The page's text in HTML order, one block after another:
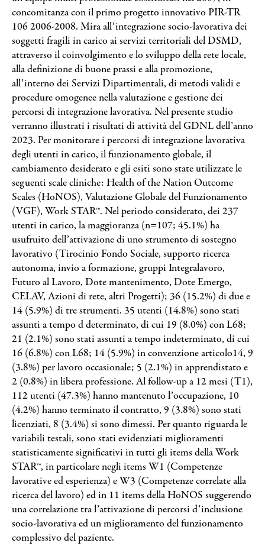
Search
concomitanza con il primo progetto innovativo PIR-TR
106 2006-2008. Mira all’integrazione socio-lavorativa dei
soggetti fragili in carico ai servizi territoriali del DSMD,
attraverso il coinvolgimento e lo sviluppo della rete locale,
alla definizione di buone prassi e alla promozione,
all’interno dei Servizi Dipartimentali, di metodi validi e
procedure omogenee nella valutazione e gestione dei
percorsi di integrazione lavorativa. Nel presente studio
verranno illustrati i risultati di attività del GDNL dell’anno
2023. Per monitorare i percorsi di integrazione lavorativa
degli utenti in carico, il funzionamento globale, il
cambiamento desiderato e gli esiti sono state utilizzate le
seguenti scale cliniche: Health of the Nation Outcome
Scales (HoNOS), Valutazione Globale del Funzionamento
(VGF), Work STAR™. Nel periodo considerato, dei 237
utenti in carico, la maggioranza (n=107; 45.1%) ha
usufruito dell’attivazione di uno strumento di sostegno
lavorativo (Tirocinio Fondo Sociale, supporto ricerca
autonoma, invio a formazione, gruppi Integralavoro,
Futuro al Lavoro, Dote mantenimento, Dote Emergo,
CELAV, Azioni di rete, altri Progetti); 36 (15.2%) di due e
14 (5.9%) di tre strumenti. 35 utenti (14.8%) sono stati
assunti a tempo d determinato, di cui 19 (8.0%) con L68;
21 (2.1%) sono stati assunti a tempo indeterminato, di cui
16 (6.8%) con L68; 14 (5.9%) in convenzione articolo14, 9
(3.8%) per lavoro occasionale; 5 (2.1%) in apprendistato e
2 (0.8%) in libera professione. Al follow-up a 12 mesi (T1),
112 utenti (47.3%) hanno mantenuto l’occupazione, 10
(4.2%) hanno terminato il contratto, 9 (3.8%) sono stati
licenziati, 8 (3.4%) si sono dimessi. Per quanto riguarda le
variabili testali, sono stati evidenziati miglioramenti
statisticamente significativi in tutti gli items della Work
STAR™, in particolare negli items W1 (Competenze
lavorative ed esperienza) e W3 (Competenze correlate alla
ricerca del lavoro) ed in 11 items della HoNOS suggerendo
una correlazione tra l’attivazione di percorsi d’inclusione
socio-lavorativa ed un miglioramento del funzionamento
complessivo del paziente.